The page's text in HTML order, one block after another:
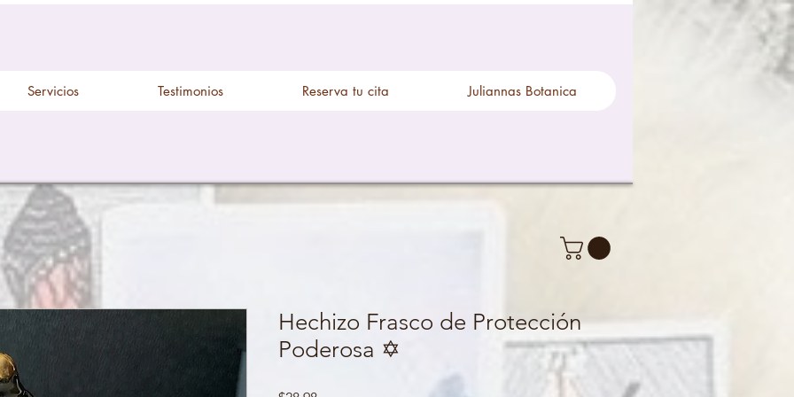
Servicios Testimonios Reserva tu cita Juliannas Botanica
Hechizo Frasco de Protección
Poderosa ✡️